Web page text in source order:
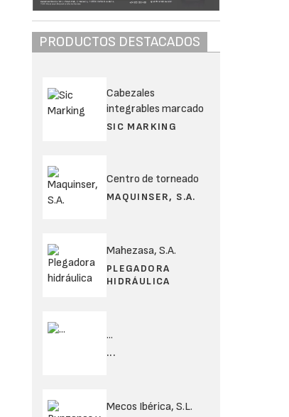
PRODUCTOS DESTACADOS
Cabezales
integrables marcado
SIC MARKING
Centro de torneado
MAQUINSER, S.A.
Mahezasa, S.A.
PLEGADORA
HIDRÁULICA
...
...
Mecos Ibérica, S.L.